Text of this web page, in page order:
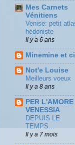
Mes Carnets
Vénitiens
Venise: petit
hédoniste
Il y a 6 ans
Minemine et
Not'e Louise
Meilleurs voeux
Il y a 8 ans
PER L'AMORE
VENESSIA
DEPUIS LE
TEMPS...
Il y a 7 mois